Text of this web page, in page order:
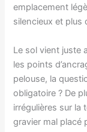
emplacement
silencieux et plus
Le sol vient juste
les points
pelouse, la
obligatoire ? De
irrégulières sur la
gravier mal placé